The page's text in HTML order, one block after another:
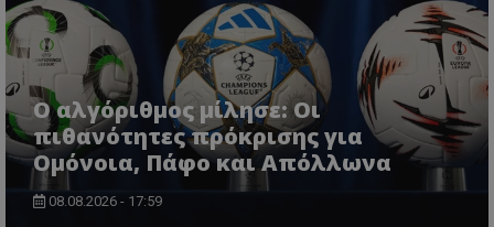
Ο αλγόριθμος μίλησε: Οι
πιθανότητες πρόκρισης για
Ομόνοια, Πάφο και Απόλλωνα
08.08.2026 - 17:59